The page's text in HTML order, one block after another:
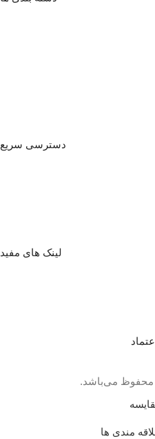
دسترسی سریع
لینک های مفید
محفوظ می‌باشد.
مندی ها